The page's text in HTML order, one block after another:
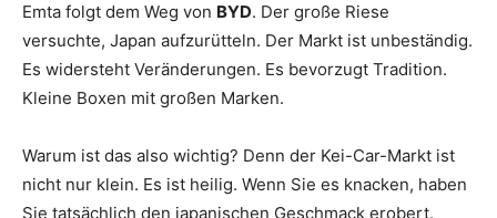
Emta folgt dem Weg von BYD. Der große Riese
versuchte, Japan aufzurütteln. Der Markt ist unbeständig.
Es widersteht Veränderungen. Es bevorzugt Tradition.
Kleine Boxen mit großen Marken.
Warum ist das also wichtig? Denn der Kei-Car-Markt ist
nicht nur klein. Es ist heilig. Wenn Sie es knacken, haben
Sie tatsächlich den japanischen Geschmack erobert.